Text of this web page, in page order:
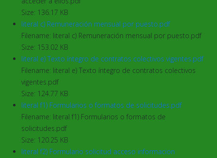
Size: 136.17 KB
literal c) Remuneración mensual por puesto.pdf
Filename: literal c) Remuneración mensual por puesto.pdf
Size: 153.02 KB
literal e) Texto íntegro de contratos colectivos vigentes.pdf
Filename: literal e) Texto íntegro de contratos colectivos
vigentes.pdf
Size: 124.77 KB
literal f1) Formularios o formatos de solicitudes.pdf
Filename: literal f1) Formularios o formatos de
solicitudes.pdf
Size: 120.25 KB
literal f2) Formulario solicitud acceso informacion